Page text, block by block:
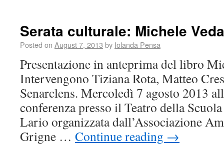
Serata culturale: Michele
Posted on August 7, 2013 by Iolanda Pensa
Presentazione in anteprima del libro
Intervengono Tiziana Rota, Matteo
Senarclens. Mercoledì 7 agosto 2013
conferenza presso il Teatro della
Lario organizzata dall’Associazione
Grigne … Continue reading →